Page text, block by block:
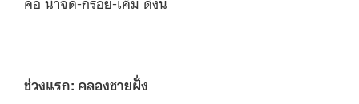
ช่วงแรก: คลองชายฝั่ง